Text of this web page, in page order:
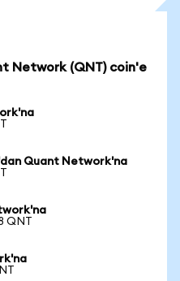
Network (QNT) coin'e
Quant Network'na
QNT